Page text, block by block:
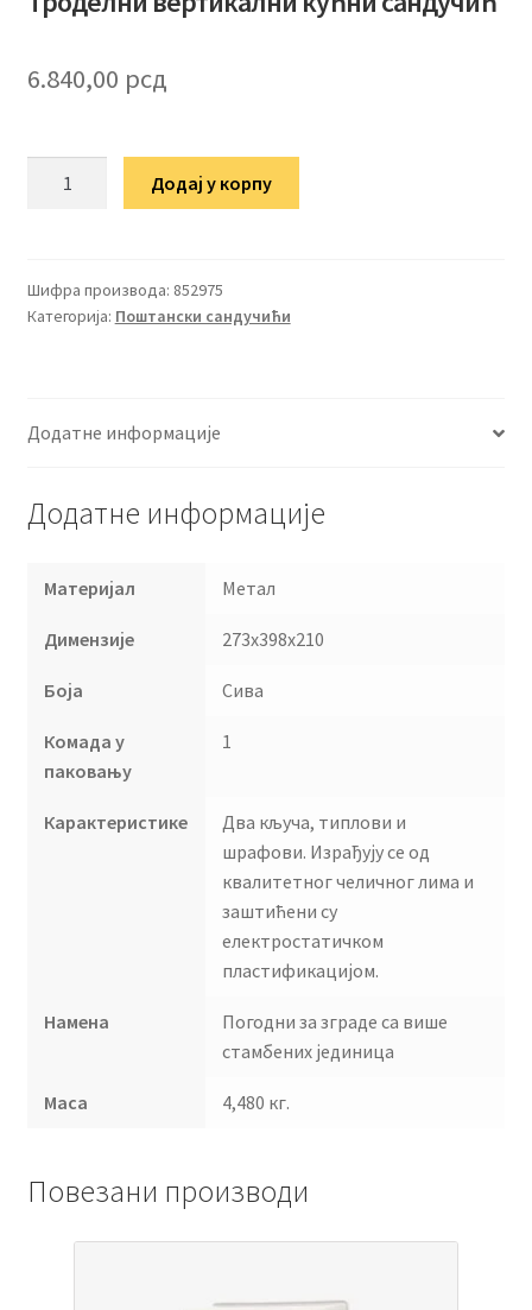
6.840,00 рсд
количина
Додај у корпу
Шифра производа: 852975
Категорија: Поштански сандучићи
Додатне информације
Додатне информације
Материјал Метал
Димензије 273x398x210
Боја Сива
Комада у
паковању
1
Карактеристике
Два кључа, типлови и
шрафови. Израђују се од
квалитетног челичног лима и
заштићени су
електростатичком
пластификацијом.
Намена
Погодни за зграде са више
стамбених јединица
Маса 4,480 кг.
Повезани производи